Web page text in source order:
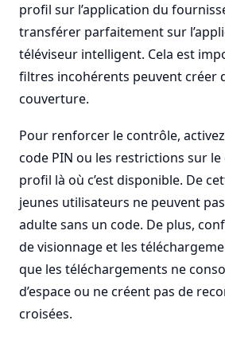
profil sur l’application du
transférer parfaitement sur
téléviseur intelligent. Cela est
filtres incohérents peuvent créer
couverture.
Pour renforcer le contrôle,
code PIN ou les restrictions sur
profil là où c’est disponible. De
jeunes utilisateurs ne peuvent
adulte sans un code. De plus,
de visionnage et les
que les téléchargements ne
d’espace ou ne créent pas de
croisées.